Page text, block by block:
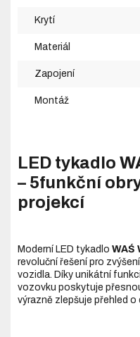
Krytí
Materiál
Zapojení
Montáž
LED tykadlo
– 5funkční
projekcí
Moderní LED tykadloWAŚ
revoluční řešení pro
vozidla. Díky unikátní
vozovku poskytuje
výrazně zlepšuje přehled o